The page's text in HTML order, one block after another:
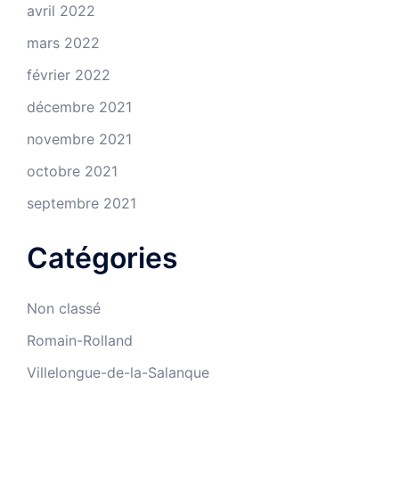
avril 2022
mars 2022
février 2022
décembre 2021
novembre 2021
octobre 2021
septembre 2021
Catégories
Non classé
Romain-Rolland
Villelongue-de-la-Salanque